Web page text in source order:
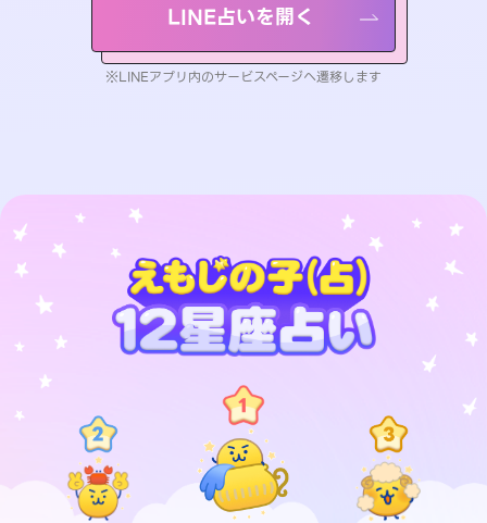
LINE占いを開く
※LINEアプリ内のサービスページへ遷移します